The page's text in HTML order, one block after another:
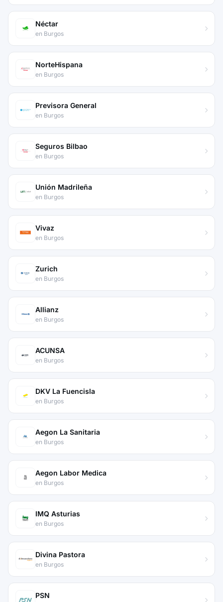
Néctar
en Burgos
NorteHispana
en Burgos
Previsora General
en Burgos
Seguros Bilbao
en Burgos
Unión Madrileña
en Burgos
Vivaz
en Burgos
Zurich
en Burgos
Allianz
en Burgos
ACUNSA
en Burgos
DKV La Fuencisla
en Burgos
Aegon La Sanitaria
en Burgos
Aegon Labor Medica
en Burgos
IMQ Asturias
en Burgos
Divina Pastora
en Burgos
PSN